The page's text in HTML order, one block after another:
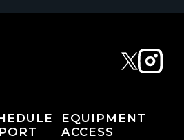
EQUIPMENT
ACCESS